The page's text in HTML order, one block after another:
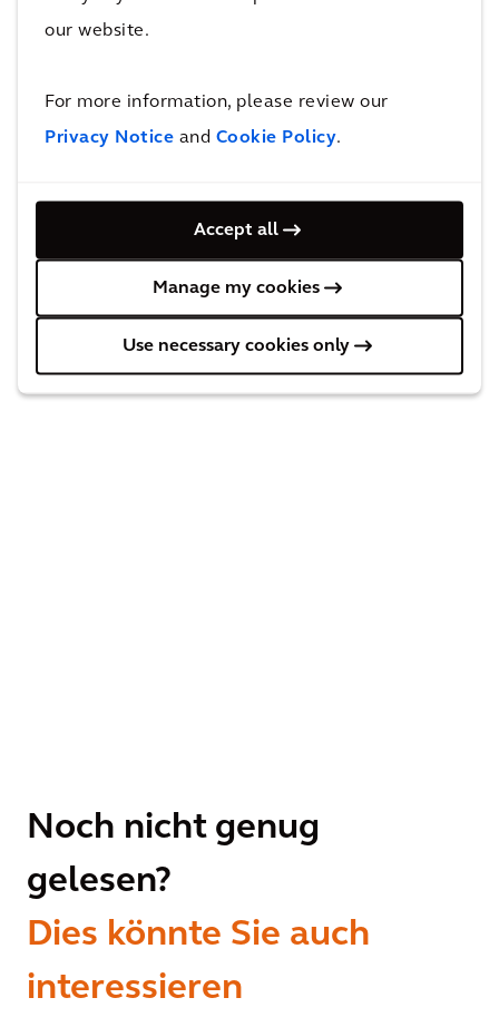
our website.
For more information, please review our
Privacy Notice and Cookie Policy.
Accept all
Manage my cookies
Use necessary cookies only
nicht nur darauf abzielt, die Nation vom Übergang von „Made by China“
Noch nicht genug
gelesen?
Dies könnte Sie auch
interessieren